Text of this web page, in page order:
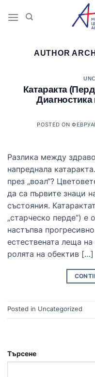
AUTHOR
Катаракта
POSTED ON
Разлика между
напреднала
през „воал“?
да са първите знаци
състояния.
„старческо перде“) е
настъпва
естествената леща
ролята на обектив […]
Posted in Uncategorized
Търсене